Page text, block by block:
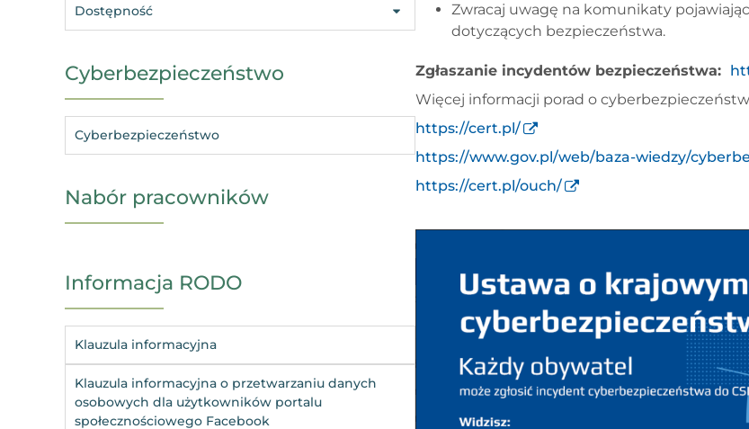
Dostępność
Cyberbezpieczeństwo
Cyberbezpieczeństwo
Nabór pracowników
Informacja RODO
Klauzula informacyjna
Klauzula informacyjna o przetwarzaniu danych
osobowych dla użytkowników portalu
społecznościowego Facebook
Zwracaj uwagę na komunikaty
dotyczących bezpieczeństwa.
Zgłaszanie incydentów bezpieczeństwa:
Więcej informacji porad o
https://cert.pl/
https://www.gov.pl/web/baza-wiedzy/
https://cert.pl/ouch/